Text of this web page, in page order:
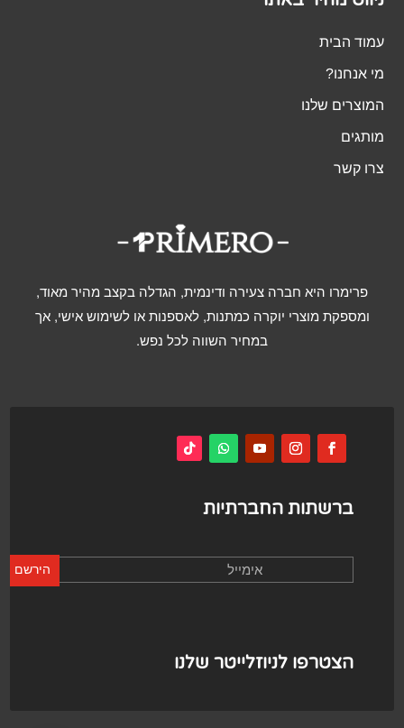
עמוד הבית
מי אנחנו?
המוצרים שלנו
מותגים
צרו קשר
פרימרו היא חברה צעירה ודינמית, הגדלה בקצב מהיר מאוד,
ומספקת מוצרי יוקרה כמתנות, לאספנות או לשימוש אישי, אך
במחיר השווה לכל נפש.
ברשתות החברתיות
הירשם
הצטרפו לניוזלייטר שלנו